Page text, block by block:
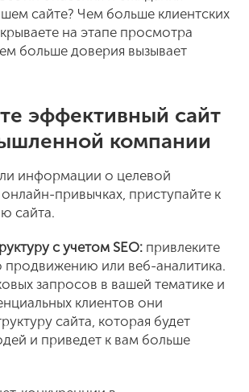
сайте? Чем больше клиентских
на этапе просмотра
больше доверия вызывает
эффективный сайт
компании
информации о целевой
привычках, приступайте к
сайта.
ус учетом SEO: привлеките
продвижению или веб-аналитика.
запросов в вашей тематике и
клиентов они
сайта, которая будет
и приведет к вам больше